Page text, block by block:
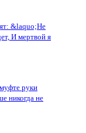
&laquo;Не
И мертвой я
руки
никогда не